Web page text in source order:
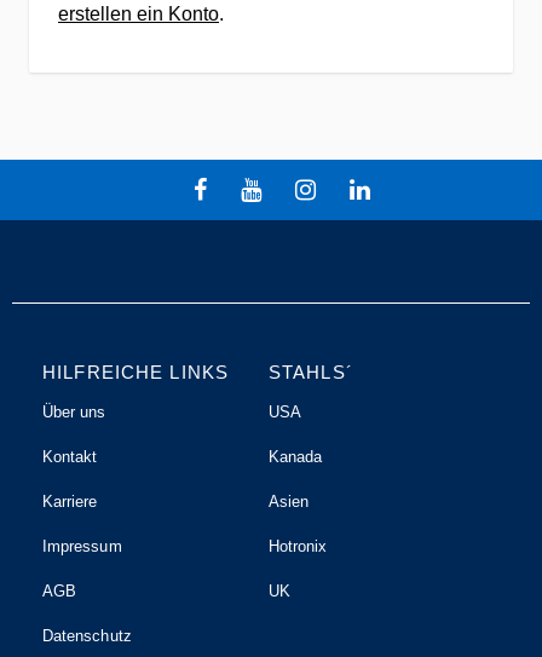
erstellen ein Konto.
HILFREICHE LINKS
Über uns
Kontakt
Karriere
Impressum
AGB
Datenschutz
STAHLS´
USA
Kanada
Asien
Hotronix
UK